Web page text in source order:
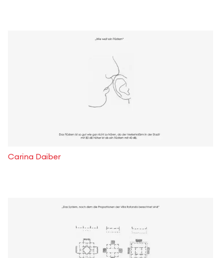
Carina Daiber